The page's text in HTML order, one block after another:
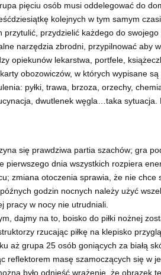
pięciu osób musi oddelegować do
kolejnych w tym samym
przytulić, przydzielić każdego do
narzędzia zbrodni, przypilnować aby
opiekunów lekarstwa, portfele,
obozowiczów, w których wypisane
pyłki, trawa, brzoza, orzechy,
dwutlenek węgla…taka sytuacja.
się prawdziwa partia szachów; gra
pierwszego dnia wszystkich rozpiera
zmiana otoczenia sprawia, że nie chce
godzin nocnych należy użyć
pracy w nocy nie utrudniali.
dajmy na to, boisko do piłki nożnej
rzucając piłkę na klepisko
aż grupa 25 osób goniących za białą
reflektorem masę szamoczących się w
było odnieść wrażenie, że obrazek